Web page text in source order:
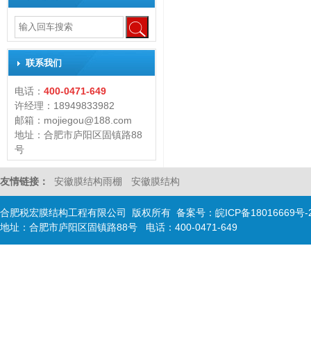
联系我们
电话： 400-0471-649
许经理：18949833982
邮箱：mojiegou@188.com
地址：合肥市庐阳区固镇路88
号
友情链接： 安徽膜结构雨棚 安徽膜结构
合肥税宏膜结构工程有限公司 版权所有 备案号： 皖ICP备18016669号-
地址：合肥市庐阳区固镇路88号 电话：400-0471-649